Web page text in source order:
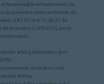
el Responsable del tratamiento de
de que estos datos se tratarán de
(UE) 2016/679, de 27 de
de diciembre (LOPDGDD), por lo
tratamiento:
al blog informativo (por
conservarán durante no más
al blog.